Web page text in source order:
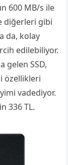
600 MB/s ile
diğerleri gibi
da, kolay
edilebiliyor.
gelen SSD,
özellikleri
vadediyor.
336 TL.